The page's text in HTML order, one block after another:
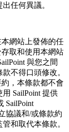
任何異議。
網站上發佈的任
取和使用本網站
與您之間
不得口頭修改。
，本條款都不會
SailPoint 提供
SailPoint
協議和/或條款約
和取代本條款。